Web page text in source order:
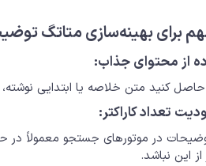
برای بهینه‌سازی متاتگ
کنید متن خلاصه یا ابتدایی
این نباشد.